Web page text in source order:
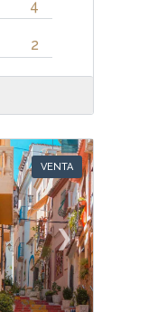
4
2
VENTA
❯